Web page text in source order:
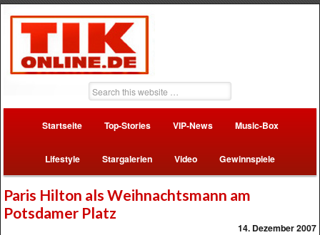
Startseite Top-Stories VIP-News Music-Box
Lifestyle Stargalerien Video Gewinnspiele
Paris Hilton als Weihnachtsmann am
Potsdamer Platz
14. Dezember 2007